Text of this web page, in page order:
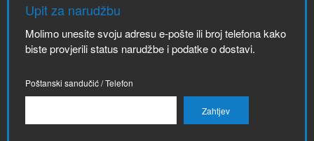
Upit za narudžbu
Molimo unesite svoju adresu e-pošte ili broj telefona kako
biste provjerili status narudžbe i podatke o dostavi.
Poštanski sandučić / Telefon